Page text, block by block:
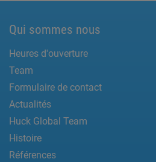
Qui sommes nous
Heures d'ouverture
Team
Formulaire de contact
Actualités
Huck Global Team
Histoire
Références